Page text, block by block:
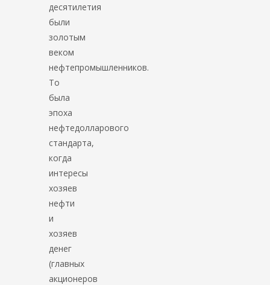
десятилетия
были
золотым
веком
нефтепромышленников.
То
была
эпоха
нефтедолларового
стандарта,
когда
интересы
хозяев
нефти
и
хозяев
денег
(главных
акционеров